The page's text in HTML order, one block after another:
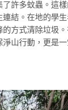
許多蚊蟲。這
連結。在地的學
方式清除垃圾
山行動，更是